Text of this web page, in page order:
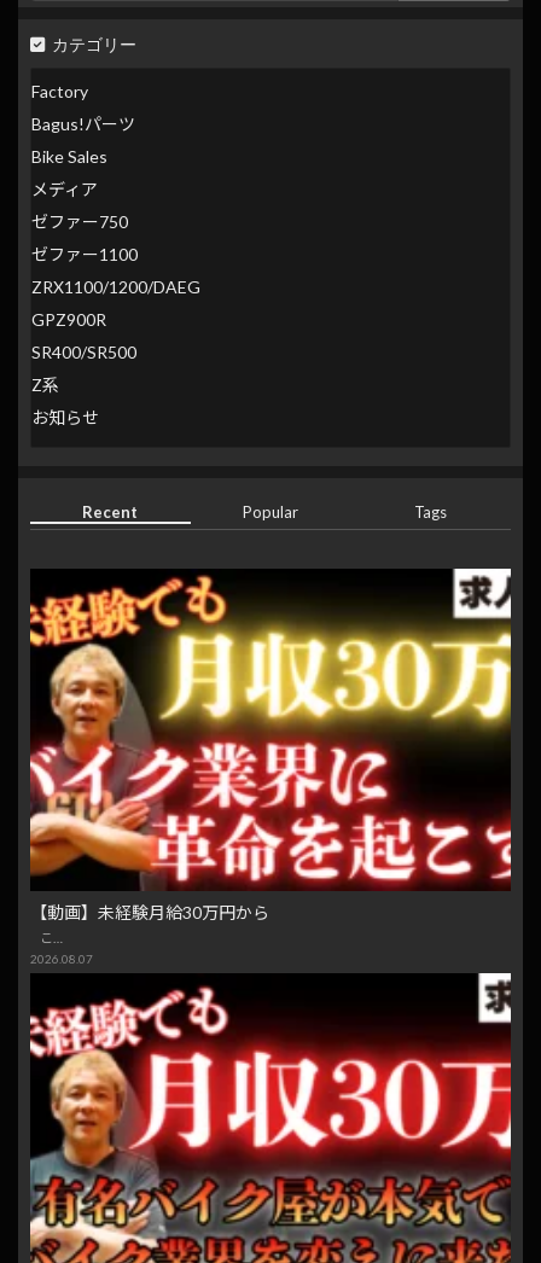
カテゴリー
Factory
Bagus!パーツ
Bike Sales
メディア
ゼファー750
ゼファー1100
ZRX1100/1200/DAEG
GPZ900R
SR400/SR500
Z系
お知らせ
Recent Popular Tags
【動画】未経験月給30万円から
こ…
2026.08.07